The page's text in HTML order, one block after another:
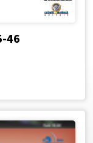
46